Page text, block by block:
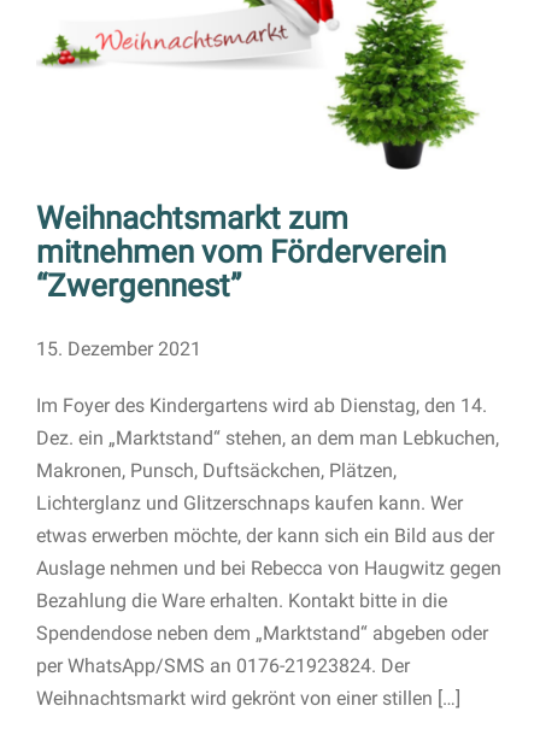
Weihnachtsmarkt zum
mitnehmen vom Förderverein
“Zwergennest”
15. Dezember 2021
Im Foyer des Kindergartens wird ab Dienstag, den 14.
Dez. ein „Marktstand“ stehen, an dem man Lebkuchen,
Makronen, Punsch, Duftsäckchen, Plätzen,
Lichterglanz und Glitzerschnaps kaufen kann. Wer
etwas erwerben möchte, der kann sich ein Bild aus der
Auslage nehmen und bei Rebecca von Haugwitz gegen
Bezahlung die Ware erhalten. Kontakt bitte in die
Spendendose neben dem „Marktstand“ abgeben oder
per WhatsApp/SMS an 0176-21923824. Der
Weihnachtsmarkt wird gekrönt von einer stillen […]